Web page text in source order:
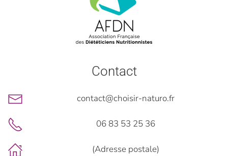
Contact
contact@choisir-naturo.fr
06 83 53 25 36
(Adresse postale)